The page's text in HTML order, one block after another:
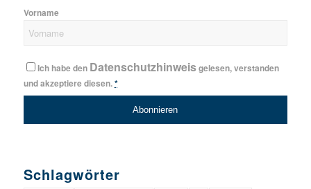
Vorname
Ich habe den Datenschutzhinweisgelesen, verstanden
und akzeptiere diesen.*
Schlagwörter